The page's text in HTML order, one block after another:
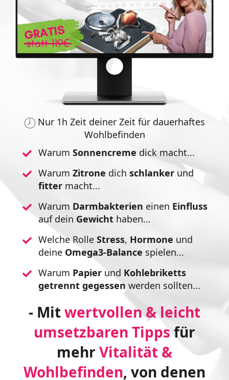
Nur 1h Zeit deiner Zeit für dauerhaftes
Wohlbefinden
Warum Sonnencreme dick macht...
Warum Zitrone dich schlanker und
fitter macht...
Warum Darmbakterien einen Einfluss
auf dein Gewicht haben...
Welche Rolle Stress, Hormone und
deine Omega3-Balance spielen...
Warum Papier und Kohlebriketts
getrennt gegessenwerden sollten...
- Mitwertvollen & leicht
umsetzbaren Tipps für
mehr Vitalität &
Wohlbefinden, von denen